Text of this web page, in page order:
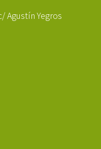
Agustín Yegros